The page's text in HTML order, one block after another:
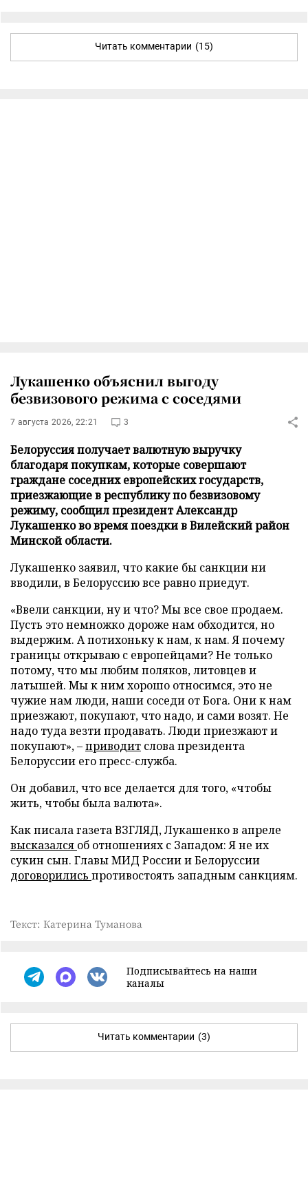
Читать комментарии (15)
Лукашенко объяснил выгоду
безвизового режима с соседями
7 августа 2026, 22:21 3
Белоруссия получает валютную выручку
благодаря покупкам, которые совершают
граждане соседних европейских государств,
приезжающие в республику по безвизовому
режиму, сообщил президент Александр
Лукашенко во время поездки в Вилейский район
Минской области.
Лукашенко заявил, что какие бы санкции ни
вводили, в Белоруссию все равно приедут.
«Ввели санкции, ну и что? Мы все свое продаем.
Пусть это немножко дороже нам обходится, но
выдержим. А потихоньку к нам, к нам. Я почему
границы открываю с европейцами? Не только
потому, что мы любим поляков, литовцев и
латышей. Мы к ним хорошо относимся, это не
чужие нам люди, наши соседи от Бога. Они к нам
приезжают, покупают, что надо, и сами возят. Не
надо туда везти продавать. Люди приезжают и
покупают», –приводит слова президента
Белоруссии его пресс-служба.
Он добавил, что все делается для того, «чтобы
жить, чтобы была валюта».
Как писала газета ВЗГЛЯД, Лукашенко в апреле
высказался об отношениях с Западом: Я не их
сукин сын. Главы МИД России и Белоруссии
договорились противостоять западным санкциям.
Текст: Катерина Туманова
Подписывайтесь на наши
каналы
Читать комментарии (3)